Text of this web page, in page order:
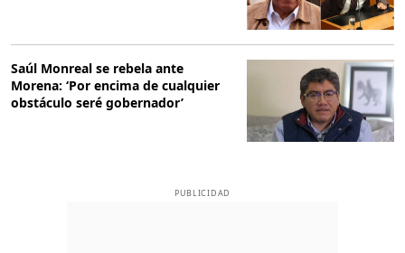
Saúl Monreal se rebela ante
Morena: ‘Por encima de cualquier
obstáculo seré gobernador’
PUBLICIDAD